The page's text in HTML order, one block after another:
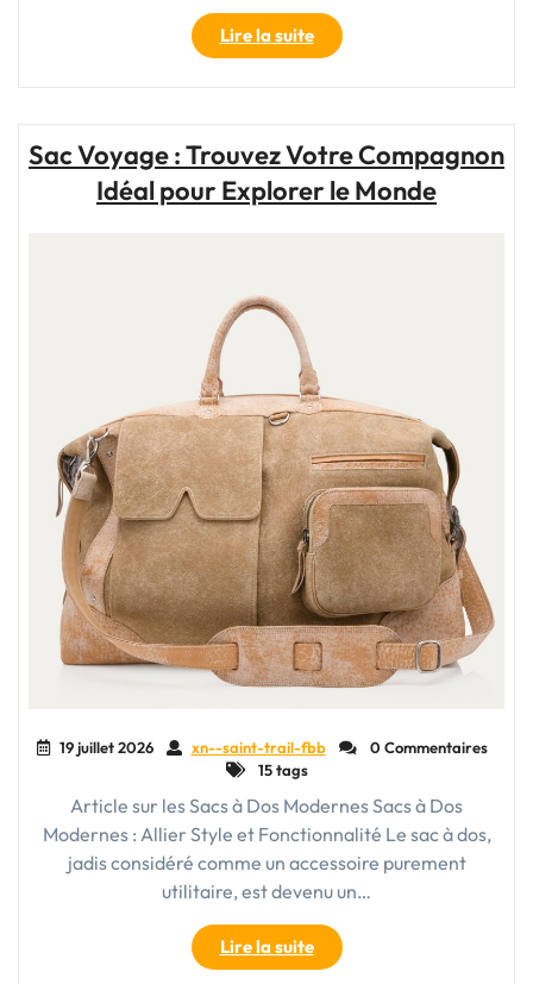
Lire la suite"Maximisez
Vos
Performances
Entraînements
Réguliers"
Sac Voyage : Trouvez Votre Compagnon
Idéal pour Explorer le Monde
19 juillet 2026 xn--saint-trail-fbb
0 Commentaires
15 tags
Article sur les Sacs à Dos Modernes Sacs à Dos
Modernes : Allier Style et Fonctionnalité Le sac à dos,
jadis considéré comme un accessoire purement
utilitaire, est devenu un…
Lire la suite"Sac
Voyage